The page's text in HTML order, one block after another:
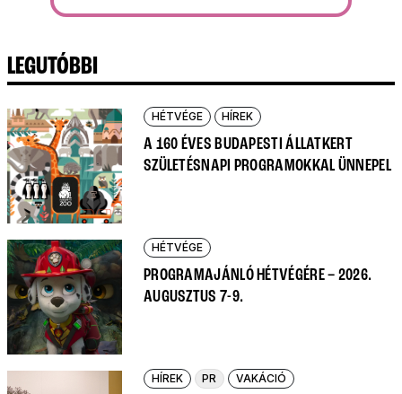
LEGUTÓBBI
HÉTVÉGE HÍREK
A 160 ÉVES BUDAPESTI ÁLLATKERT
SZÜLETÉSNAPI PROGRAMOKKAL ÜNNEPEL
HÉTVÉGE
PROGRAMAJÁNLÓ HÉTVÉGÉRE – 2026.
AUGUSZTUS 7-9.
HÍREK PR VAKÁCIÓ